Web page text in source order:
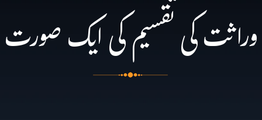
وراثت کی تقسیم کی ایک صورت